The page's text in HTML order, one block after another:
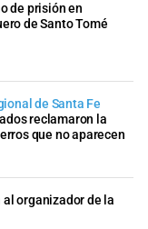
de prisión en
de Santo Tomé
de Santa Fe
reclamaron la
que no aparecen
organizador de la